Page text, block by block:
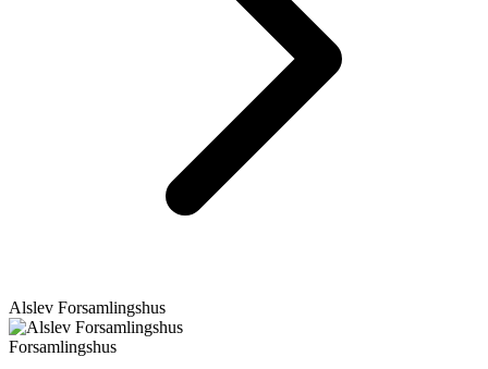
Alslev Forsamlingshus
Forsamlingshus